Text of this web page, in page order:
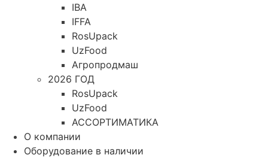
IBA
IFFA
RosUpack
UzFood
Агропродмаш
2026 ГОД
RosUpack
UzFood
АССОРТИМАТИКА
О компании
Оборудование в наличии